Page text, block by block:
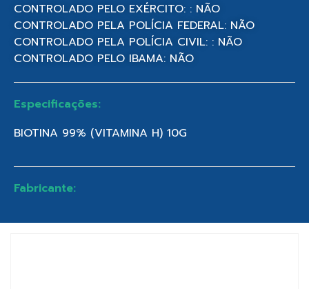
CONTROLADO PELO EXÉRCITO: : NÃO
CONTROLADO PELA POLÍCIA FEDERAL: NÃO
CONTROLADO PELA POLÍCIA CIVIL: : NÃO
CONTROLADO PELO IBAMA: NÃO
Especificações:
BIOTINA 99% (VITAMINA H) 10G
Fabricante: